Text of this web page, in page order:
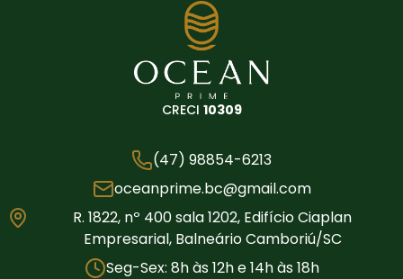
CRECI 10309
(47) 98854-6213
oceanprime.bc@gmail.com
R. 1822, nº 400 sala 1202, Edifício Ciaplan
Empresarial, Balneário Camboriú/SC
Seg-Sex: 8h às 12h e 14h às 18h